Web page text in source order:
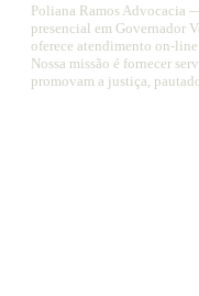
Poliana Ramos Advocacia
presencial em Governador
oferece atendimento on-
Nossa missão é fornecer
promovam a justiça,